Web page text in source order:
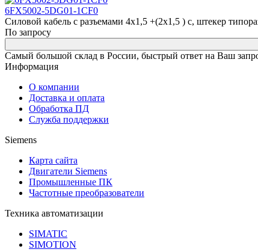
6FX5002-5DG01-1CF0
Силовой кабель с разъемами 4x1,5 +(2x1,5 ) c, штекер
По запросу
Самый большой склад в России, быстрый ответ на Ваш
Информация
О компании
Доставка и оплата
Обработка ПД
Служба поддержки
Siemens
Карта сайта
Двигатели Siemens
Промышленные ПК
Частотные преобразователи
Техника автоматизации
SIMATIC
SIMOTION